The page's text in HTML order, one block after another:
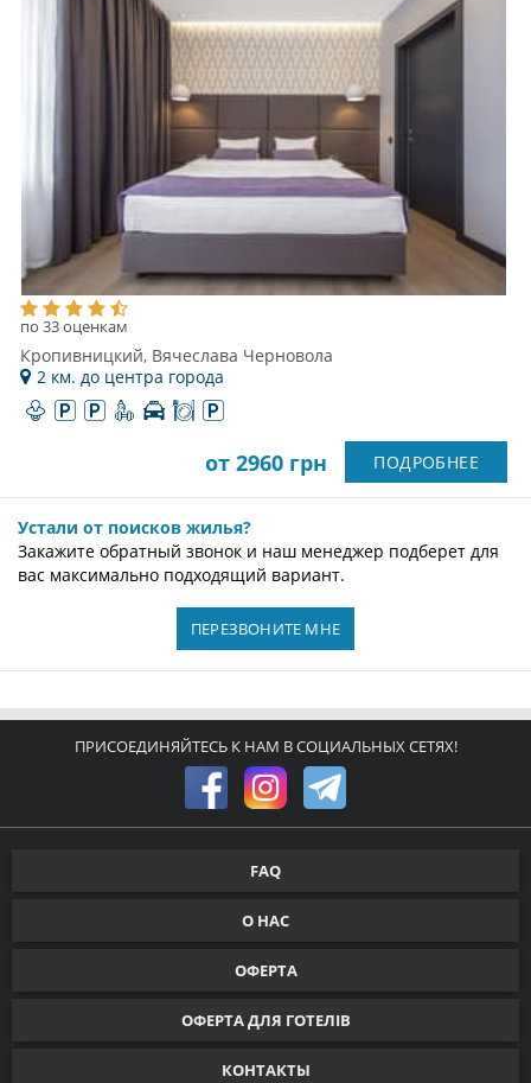
по 33 оценкам
Кропивницкий, Вячеслава Черновола
2 км. до центра города
от 2960 грн ПОДРОБНЕЕ
Устали от поисков жилья?
Закажите обратный звонок и наш менеджер подберет для
вас максимально подходящий вариант.
ПЕРЕЗВОНИТЕ МНЕ
ПРИСОЕДИНЯЙТЕСЬ К НАМ В СОЦИАЛЬНЫХ СЕТЯХ!
FAQ
О НАС
ОФЕРТА
ОФЕРТА ДЛЯ ГОТЕЛІВ
КОНТАКТЫ